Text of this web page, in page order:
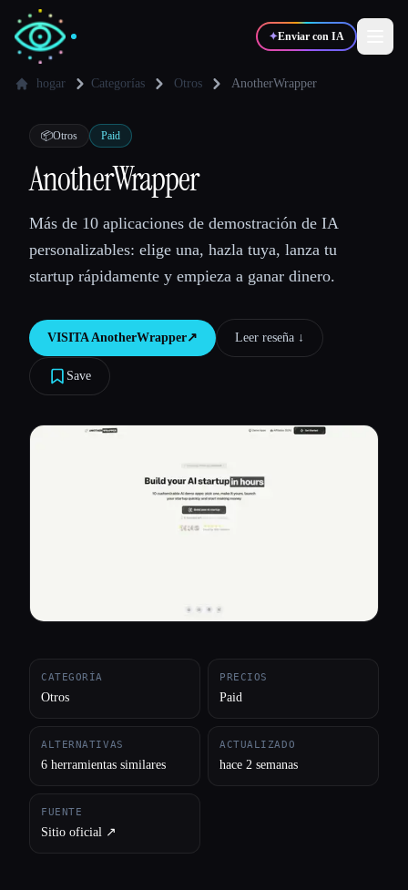
✦Enviar con IA
✍️Escritores
💻
🎓Estudiantes 🎬 Creadores
Blog
Comparar herramientas
Todas las categorías
hogar Categorías Otros AnotherWrapper
📦Otros Paid
AnotherWrapper
Más de 10 aplicaciones de demostración de IA
personalizables: elige una, hazla tuya, lanza tu
startup rápidamente y empieza a ganar dinero.
VISITAAnotherWrapper↗︎ Leer reseña ↓︎
Save
CATEGORÍA
Otros
PRECIOS
Paid
ALTERNATIVAS
6 herramientas similares
ACTUALIZADO
hace 2 semanas
FUENTE
Sitio oficial ↗︎